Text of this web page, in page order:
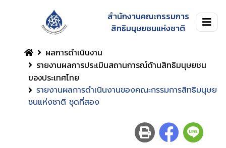
สำนักงานคณะกรรมการ
สิทธิมนุษยชนแห่งชาติ
ผลการดำเนินงาน
รายงานผลการประเมินสถานการณ์ด้านสิทธิมนุษยชน
ของประเทศไทย
รายงานผลการดำเนินงานของคณะกรรมการสิทธิมนุษย
ชนแห่งชาติ ชุดที่สอง